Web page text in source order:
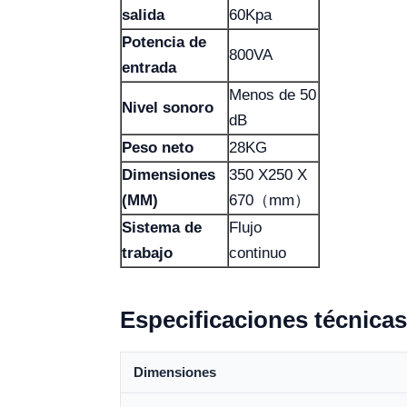
salida
60Kpa
Potencia de
entrada
800VA
Nivel sonoro
Menos de 50
dB
Peso neto
28KG
Dimensiones
(MM)
350 X250 X
670（mm）
Sistema de
trabajo
Flujo
continuo
Especificaciones técnicas
Dimensiones